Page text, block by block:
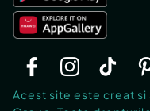
Acest site este creat